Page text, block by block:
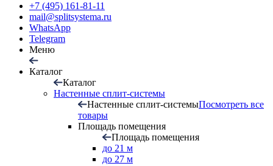
+7 (495) 161-81-11
mail@splitsystema.ru
WhatsApp
Telegram
Меню
Каталог
Каталог
Настенные сплит-системы
Настенные сплит-системыПосмотреть все
товары
Площадь помещения
Площадь помещения
до 21 м
до 27 м